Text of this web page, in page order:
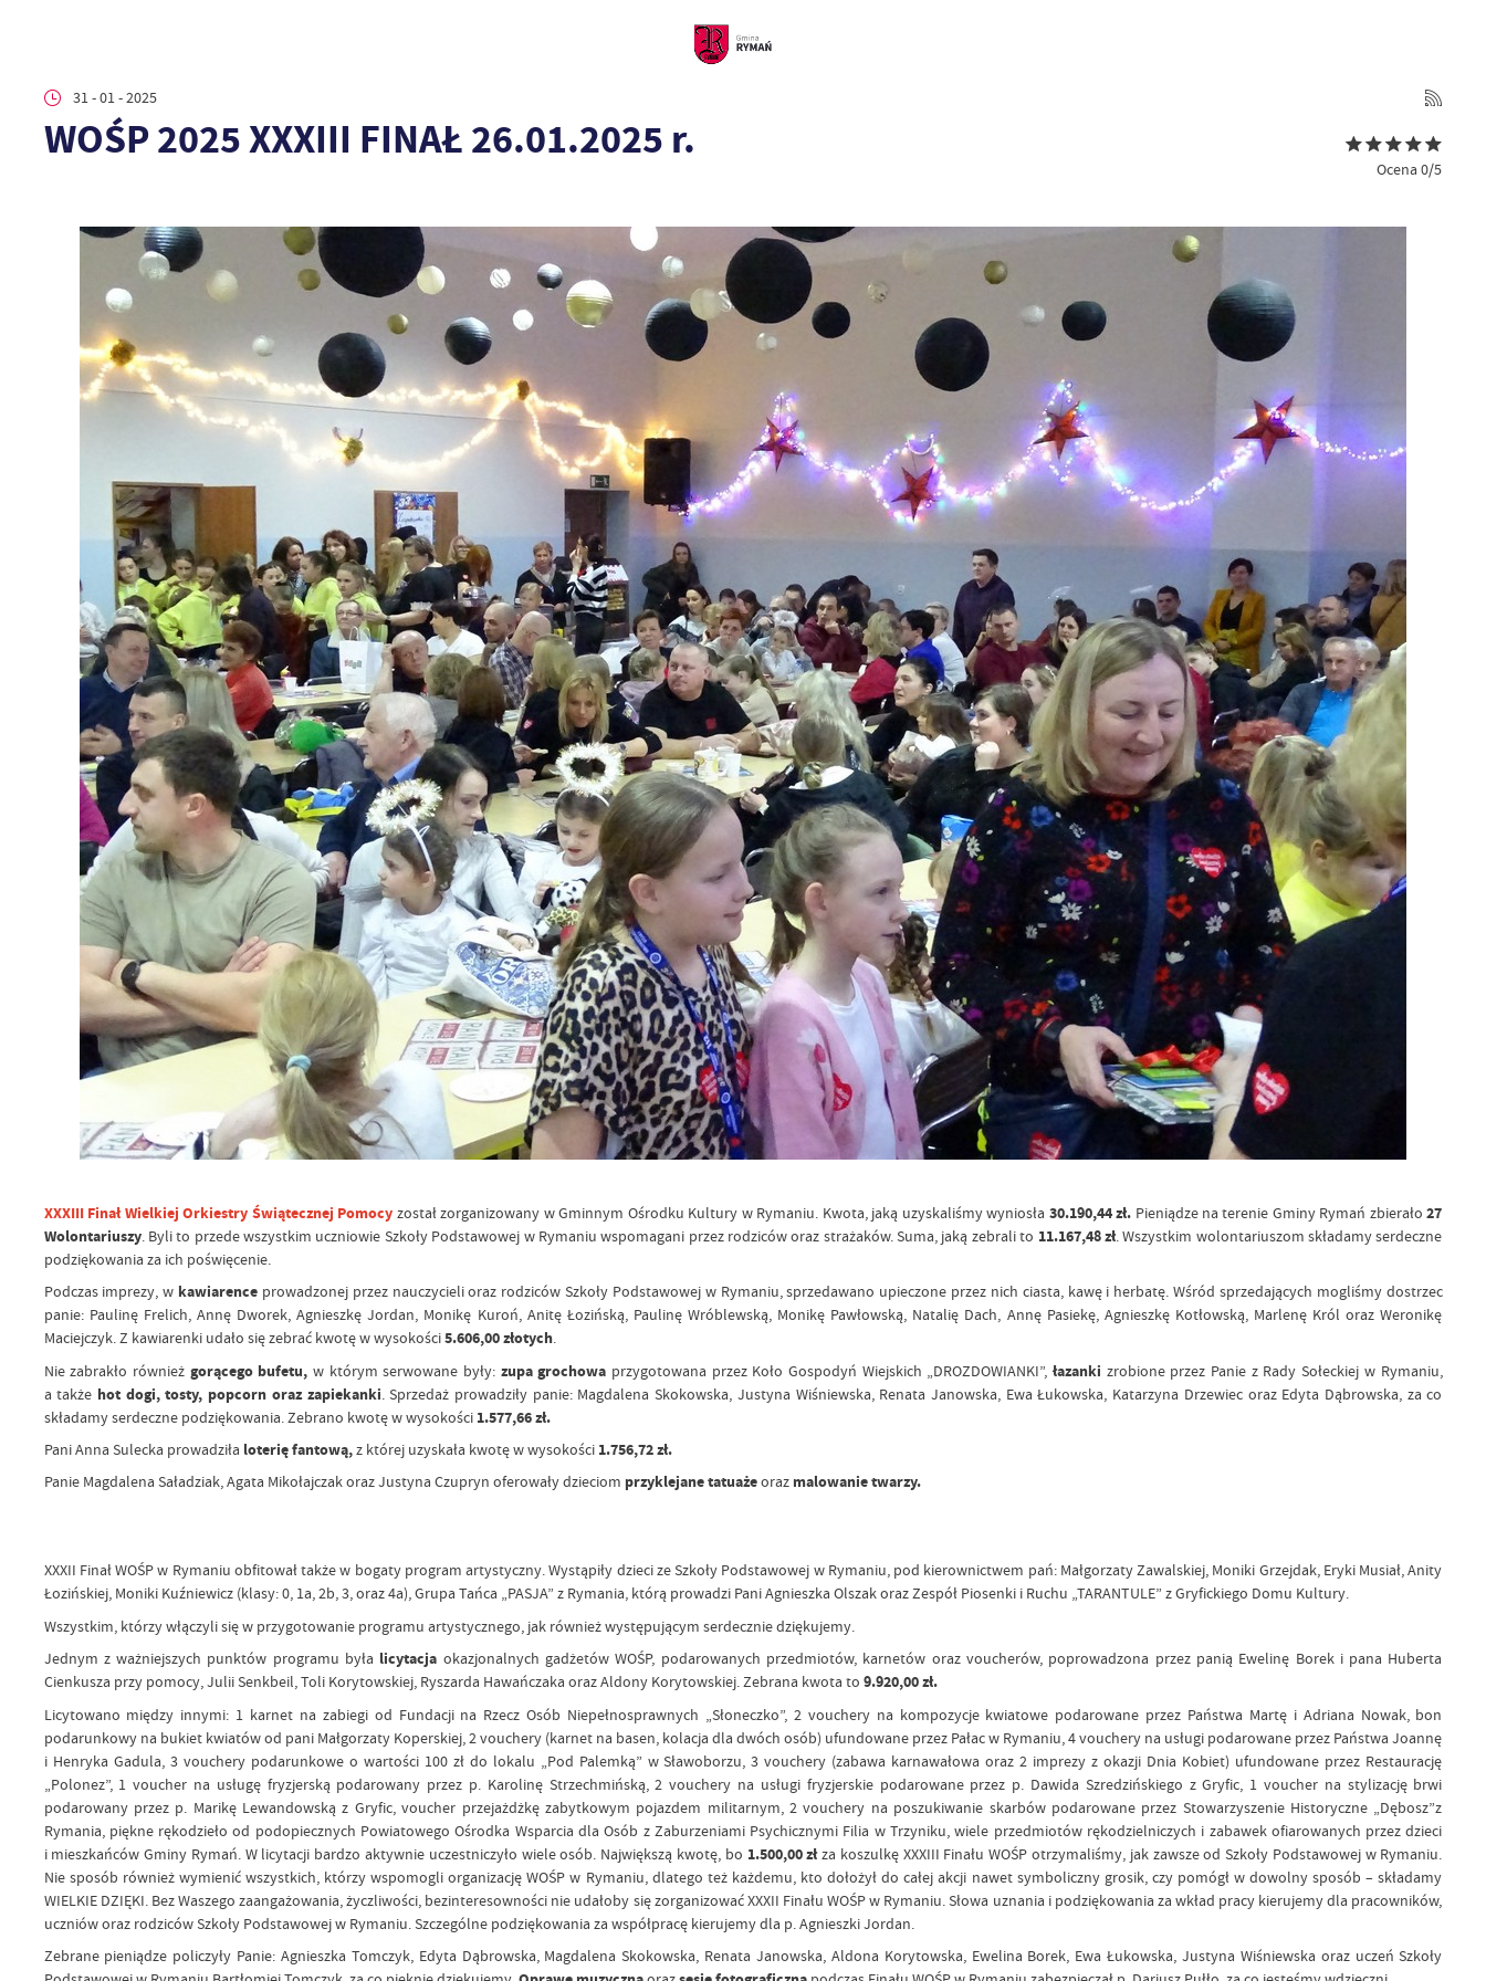
31 - 01 - 2025
WOŚP 2025 XXXIII FINAŁ 26.01.2025 r.
Ocena 0/5
XXXIII Finał Wielkiej Orkiestry Świątecznej Pomocy został zorganizowany w Gminnym Ośrodku Kultury w Rymaniu. Kwota, jaką uzyskaliśmy wyniosła 30.190,44 zł. Pieniądze na terenie Gminy Rymań zbierało 27
Wolontariuszy. Byli to przede wszystkim uczniowie Szkoły Podstawowej w Rymaniu wspomagani przez rodziców oraz strażaków. Suma, jaką zebrali to 11.167,48 zł. Wszystkim wolontariuszom składamy serdeczne
podziękowania za ich poświęcenie.
Podczas imprezy, w kawiarence prowadzonej przez nauczycieli oraz rodziców Szkoły Podstawowej w Rymaniu, sprzedawano upieczone przez nich ciasta, kawę i herbatę. Wśród sprzedających mogliśmy dostrzec
panie: Paulinę Frelich, Annę Dworek, Agnieszkę Jordan, Monikę Kuroń, Anitę Łozińską, Paulinę Wróblewską, Monikę Pawłowską, Natalię Dach, Annę Pasiekę, Agnieszkę Kotłowską, Marlenę Król oraz Weronikę
Maciejczyk. Z kawiarenki udało się zebrać kwotę w wysokości5.606,00 złotych.
Nie zabrakło również gorącego bufetu, w którym serwowane były: zupa grochowa przygotowana przez Koło Gospodyń Wiejskich „DROZDOWIANKI”,łazanki zrobione przez Panie z Rady Sołeckiej w Rymaniu,
a także hot dogi, tosty, popcorn oraz zapiekanki . Sprzedaż prowadziły panie: Magdalena Skokowska, Justyna Wiśniewska, Renata Janowska, Ewa Łukowska, Katarzyna Drzewiec oraz Edyta Dąbrowska, za co
składamy serdeczne podziękowania. Zebrano kwotę w wysokości 1.577,66 zł.
Pani Anna Sulecka prowadziła loterię fantową,z której uzyskała kwotę w wysokości 1.756,72 zł.
Panie Magdalena Saładziak, Agata Mikołajczak oraz Justyna Czupryn oferowały dzieciom przyklejane tatuażeoraz malowanie twarzy.
XXXII Finał WOŚP w Rymaniu obfitował także w bogaty program artystyczny. Wystąpiły dzieci ze Szkoły Podstawowej w Rymaniu, pod kierownictwem pań: Małgorzaty Zawalskiej, Moniki Grzejdak, Eryki Musiał, Anity
Łozińskiej, Moniki Kuźniewicz (klasy: 0, 1a, 2b, 3, oraz 4a), Grupa Tańca „PASJA” z Rymania, którą prowadzi Pani Agnieszka Olszak oraz Zespół Piosenki i Ruchu „TARANTULE” z Gryfickiego Domu Kultury.
Wszystkim, którzy włączyli się w przygotowanie programu artystycznego, jak również występującym serdecznie dziękujemy.
Jednym z ważniejszych punktów programu była licytacja okazjonalnych gadżetów WOŚP, podarowanych przedmiotów, karnetów oraz voucherów, poprowadzona przez panią Ewelinę Borek i pana Huberta
Cienkusza przy pomocy, Julii Senkbeil, Toli Korytowskiej, Ryszarda Hawańczaka oraz Aldony Korytowskiej. Zebrana kwota to 9.920,00 zł.
Licytowano między innymi: 1 karnet na zabiegi od Fundacji na Rzecz Osób Niepełnosprawnych „Słoneczko”, 2 vouchery na kompozycje kwiatowe podarowane przez Państwa Martę i Adriana Nowak, bon
podarunkowy na bukiet kwiatów od pani Małgorzaty Koperskiej, 2 vouchery (karnet na basen, kolacja dla dwóch osób) ufundowane przez Pałac w Rymaniu, 4 vouchery na usługi podarowane przez Państwa Joannę
i Henryka Gadula, 3 vouchery podarunkowe o wartości 100 zł do lokalu „Pod Palemką” w Sławoborzu, 3 vouchery (zabawa karnawałowa oraz 2 imprezy z okazji Dnia Kobiet) ufundowane przez Restaurację
„Polonez”, 1 voucher na usługę fryzjerską podarowany przez p. Karolinę Strzechmińską, 2 vouchery na usługi fryzjerskie podarowane przez p. Dawida Szredzińskiego z Gryfic, 1 voucher na stylizację brwi
podarowany przez p. Marikę Lewandowską z Gryfic, voucher przejażdżkę zabytkowym pojazdem militarnym, 2 vouchery na poszukiwanie skarbów podarowane przez Stowarzyszenie Historyczne „Dębosz”z
Rymania, piękne rękodzieło od podopiecznych Powiatowego Ośrodka Wsparcia dla Osób z Zaburzeniami Psychicznymi Filia w Trzyniku, wiele przedmiotów rękodzielniczych i zabawek ofiarowanych przez dzieci
i mieszkańców Gminy Rymań. W licytacji bardzo aktywnie uczestniczyło wiele osób. Największą kwotę, bo 1.500,00 złza koszulkę XXXIII Finału WOŚP otrzymaliśmy, jak zawsze od Szkoły Podstawowej w Rymaniu.
Nie sposób również wymienić wszystkich, którzy wspomogli organizację WOŚP w Rymaniu, dlatego też każdemu, kto dołożył do całej akcji nawet symboliczny grosik, czy pomógł w dowolny sposób – składamy
WIELKIE DZIĘKI. Bez Waszego zaangażowania, życzliwości, bezinteresowności nie udałoby się zorganizować XXXII Finału WOŚP w Rymaniu. Słowa uznania i podziękowania za wkład pracy kierujemy dla pracowników,
uczniów oraz rodziców Szkoły Podstawowej w Rymaniu. Szczególne podziękowania za współpracę kierujemy dla p. Agnieszki Jordan.
Zebrane pieniądze policzyły Panie: Agnieszka Tomczyk, Edyta Dąbrowska, Magdalena Skokowska, Renata Janowska, Aldona Korytowska, Ewelina Borek, Ewa Łukowska, Justyna Wiśniewska oraz uczeń Szkoły